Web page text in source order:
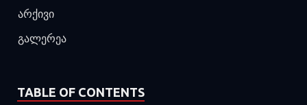
არქივი
გალერეა
TABLE OF CONTENTS